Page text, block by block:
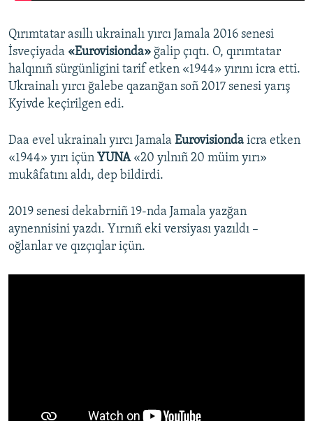
Qırımtatar asıllı ukrainalı yırcı Jamala 2016 senesi
İsveçiyada «Eurovisionda» ğalip çıqtı. O, qırımtatar
halqınıñ sürgünligini tarif etken «1944» yırını icra etti.
Ukrainalı yırcı ğalebe qazanğan soñ 2017 senesi yarış
Kyivde keçirilgen edi.
Daa evel ukrainalı yırcı Jamala Eurovisionda icra etken
«1944» yırı içün YUNA «20 yılnıñ 20 müim yırı»
mukâfatını aldı, dep bildirdi.
2019 senesi dekabrniñ 19-nda Jamala yazğan
aynennisini yazdı. Yırnıñ eki versiyası yazıldı –
oğlanlar ve qızçıqlar içün.